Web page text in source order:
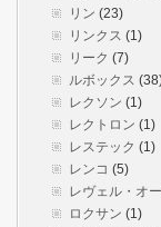
リン (23)
リンクス (1)
リーク (7)
ルボックス
レクソン (1)
レクトロン (1)
レステック (1)
レンコ (5)
レヴェル・オ
ロクサン (1)